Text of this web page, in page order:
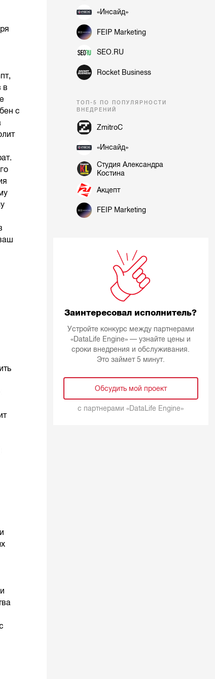
в
с
«Инсайд»
FEIP Marketing
SEO.RU
Rocket Business
ТОП-5 ПО ПОПУЛЯРНОСТИ
ВНЕДРЕНИЙ
ZmitroC
«Инсайд»
Студия Александра
Костина
Акцепт
FEIP Marketing
Заинтересовал исполнитель?
Устройте конкурс между партнерами
«DataLife Engine» — узнайте цены и
сроки внедрения и обслуживания.
Это займет 5 минут.
Обсудить мой проект
с партнерами « DataLife Engine»